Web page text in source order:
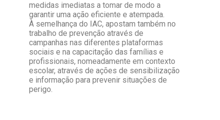
medidas imediatas a tomar de modo a
garantir uma ação eficiente e atempada.
À semelhança do IAC, apostam também no
trabalho de prevenção através de
campanhas nas diferentes plataformas
sociais e na capacitação das famílias e
profissionais, nomeadamente em contexto
escolar, através de ações de sensibilização
e informação para prevenir situações de
perigo.